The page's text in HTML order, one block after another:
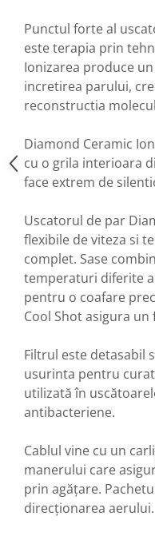
Punctul forte al
este terapia prin
Ionizarea produce
incretirea parului,
reconstructia
Diamond Ceramic
cu o grila interioara
face extrem de
Uscatorul de par
flexibile de viteza si
complet. Sase
temperaturi diferite
pentru o coafare
Cool Shot asigura
Filtrul este detasabil
usurinta pentru
utilizată în
antibacteriene.
Cablul vine cu un
manerului care
prin agățare.
direcționarea aerului.